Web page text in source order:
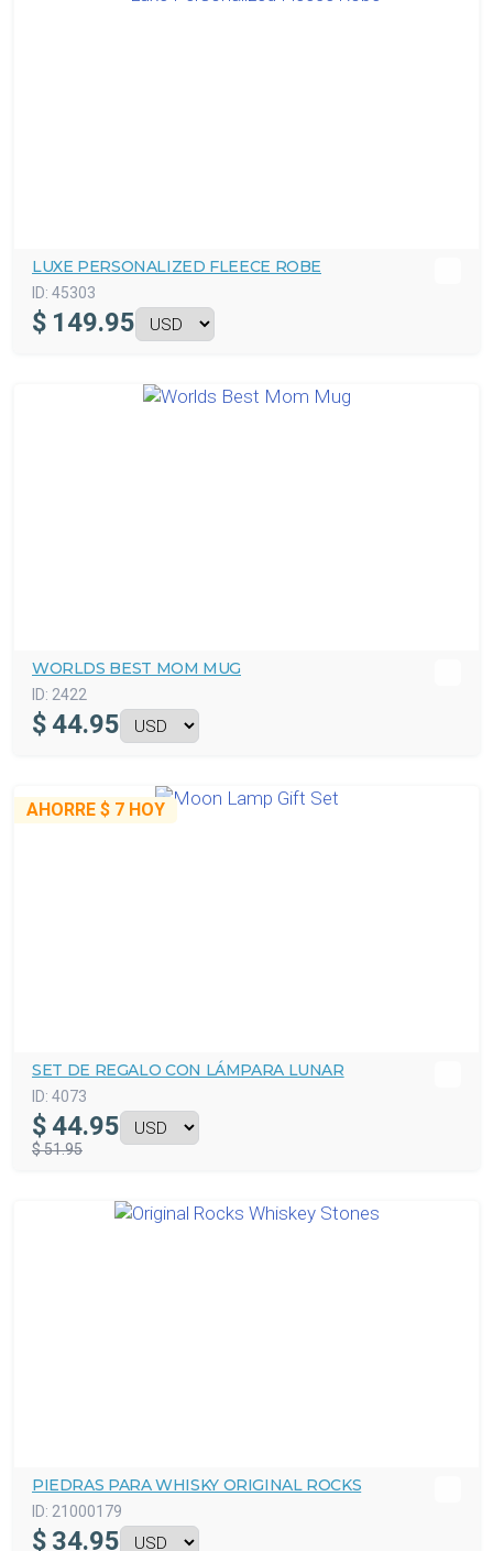
LUXE PERSONALIZED FLEECE ROBE
ID: 45303
$ 149.95
WORLDS BEST MOM MUG
ID: 2422
$ 44.95
AHORRE $ 7 HOY
SET DE REGALO CON LÁMPARA LUNAR
ID: 4073
$ 44.95
$ 51.95
PIEDRAS PARA WHISKY ORIGINAL ROCKS
ID: 21000179
$ 34.95